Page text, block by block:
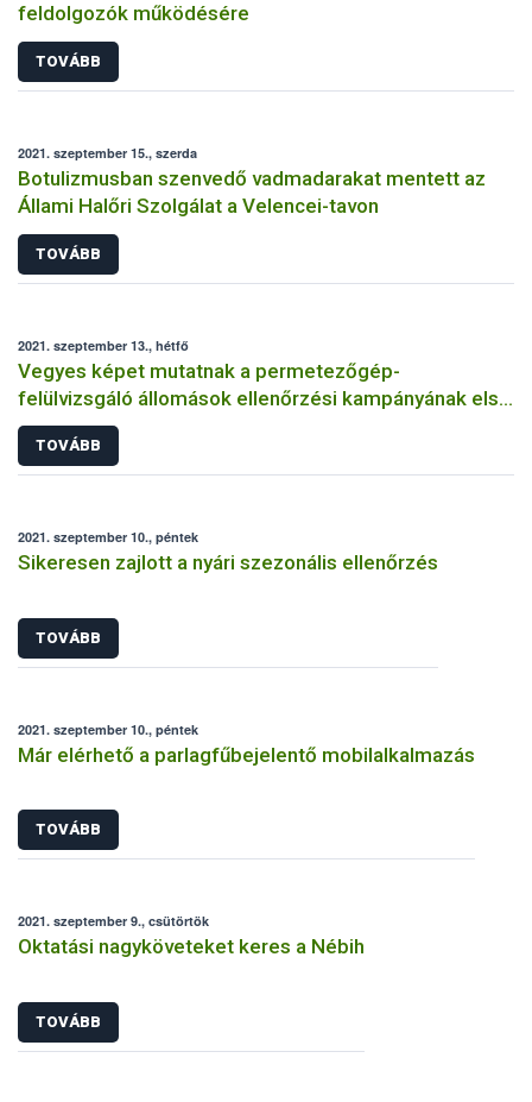
feldolgozók működésére
TOVÁBB
2021. szeptember 15., szerda
Botulizmusban szenvedő vadmadarakat mentett az
Állami Halőri Szolgálat a Velencei-tavon
TOVÁBB
2021. szeptember 13., hétfő
Vegyes képet mutatnak a permetezőgép-
felülvizsgáló állomások ellenőrzési kampányának első
eredményei
TOVÁBB
2021. szeptember 10., péntek
Sikeresen zajlott a nyári szezonális ellenőrzés
TOVÁBB
2021. szeptember 10., péntek
Már elérhető a parlagfűbejelentő mobilalkalmazás
TOVÁBB
2021. szeptember 9., csütörtök
Oktatási nagyköveteket keres a Nébih
TOVÁBB